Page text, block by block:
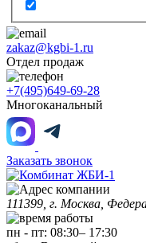
zakaz@kgbi-1.ru
Отдел продаж
+7(495)649-69-28
Многоканальный
Заказать звонок
111399, г. Москва,
пн - пт: 08:30– 17:30